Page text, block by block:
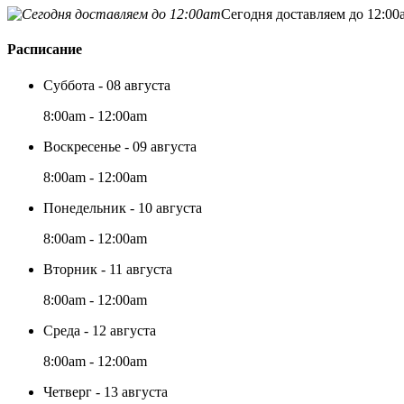
Сегодня доставляем до
Расписание
Суббота - 08 августа
8:00am - 12:00am
Воскресенье - 09 августа
8:00am - 12:00am
Понедельник - 10 августа
8:00am - 12:00am
Вторник - 11 августа
8:00am - 12:00am
Среда - 12 августа
8:00am - 12:00am
Четверг - 13 августа